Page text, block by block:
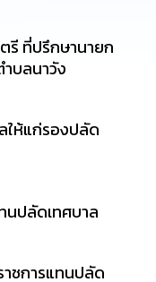
รี ที่ปรึกษานายก
บลนาวัง
ให้แก่รองปลัด
นปลัดเทศบาล
ชการแทนปลัด